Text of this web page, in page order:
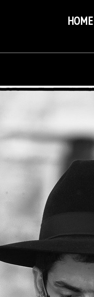
HOME